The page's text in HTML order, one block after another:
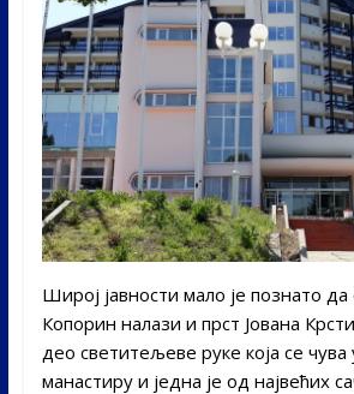
Широј јавности мало је познато
Копорин налази и прст Јована
део светитељеве руке која се
манастиру и једна је од највећих